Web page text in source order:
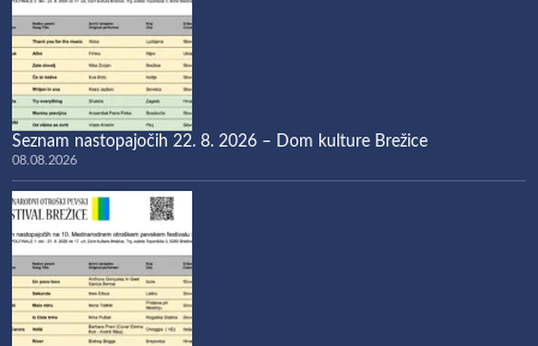
Seznam nastopajočih 22. 8. 2026 – Dom kulture Brežice
08.08.2026